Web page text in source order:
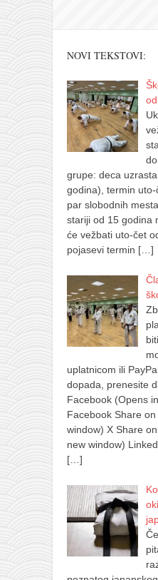
NOVI TEKSTOVI:
grupe: deca
godina), termin
par slobodnih
stariji od 15 godina
će vežbati uto-čet
pojasevi termin […]
uplatnicom ili
dopada, prenesite
Facebook (Opens
Facebook Share
window) X Share
new window)
[…]